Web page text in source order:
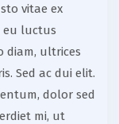
vitae ex
eu luctus
diam, ultrices
Sed ac dui elit.
dolor sed
mi, ut